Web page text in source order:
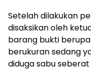
Setelah dilakukan
disaksikan oleh
barang bukti
berukuran sedang
diduga sabu seberat